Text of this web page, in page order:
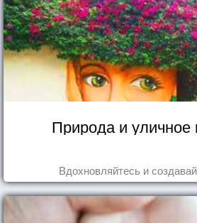
Природа и уличное
Вдохновляйтесь и